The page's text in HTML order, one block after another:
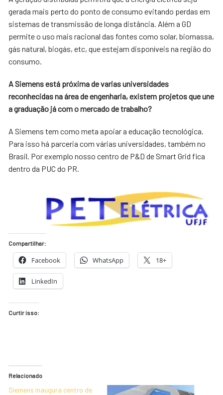
gerada mais perto do ponto de consumo evitando perdas em
sistemas de transmissão de longa distância. Além a GD
permite o uso mais racional das fontes como solar, biomassa,
gás natural, biogás, etc, que estejam disponíveis na região do
consumo.
A Siemens está próxima de varias universidades
reconhecidas na área de engenharia, existem projetos que une
a graduação já com o mercado de trabalho?
A Siemens tem como meta apoiar a educação tecnológica.
Para isso há parceria com várias universidades, também no
Brasil. Por exemplo nosso centro de P&D de Smart Grid fica
dentro da PUC do PR.
Compartilhar:
Facebook WhatsApp 18+
LinkedIn
Curtir isso:
Relacionado
Siemens inaugura centro de